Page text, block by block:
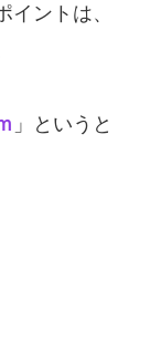
ントは、
」というと